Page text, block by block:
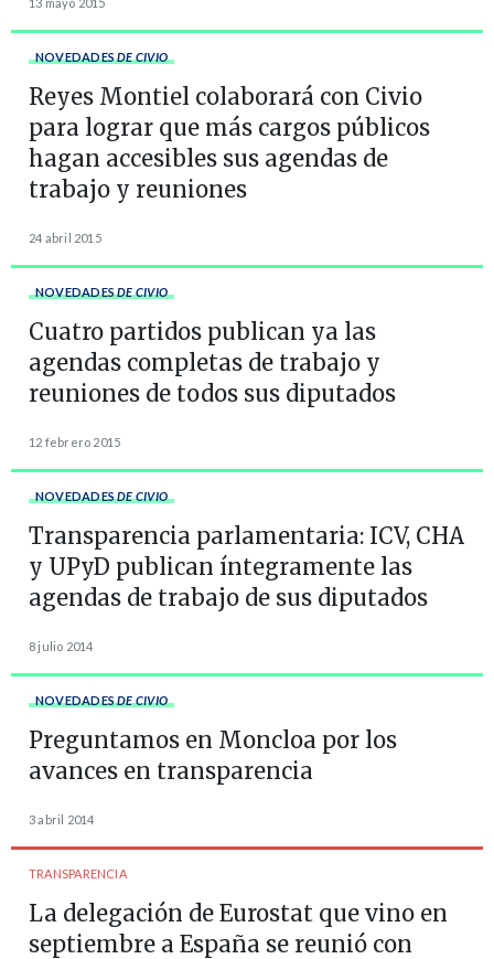
NOVEDADES DE CIVIO
Reyes Montiel colaborará con Civio
para lograr que más cargos públicos
hagan accesibles sus agendas de
trabajo y reuniones
24 abril 2015
NOVEDADES DE CIVIO
Cuatro partidos publican ya las
agendas completas de trabajo y
reuniones de todos sus diputados
12 febrero 2015
NOVEDADES DE CIVIO
Transparencia parlamentaria: ICV, CHA
y UPyD publican íntegramente las
agendas de trabajo de sus diputados
8 julio 2014
NOVEDADES DE CIVIO
Preguntamos en Moncloa por los
avances en transparencia
3 abril 2014
TRANSPARENCIA
La delegación de Eurostat que vino en
septiembre a España se reunió con